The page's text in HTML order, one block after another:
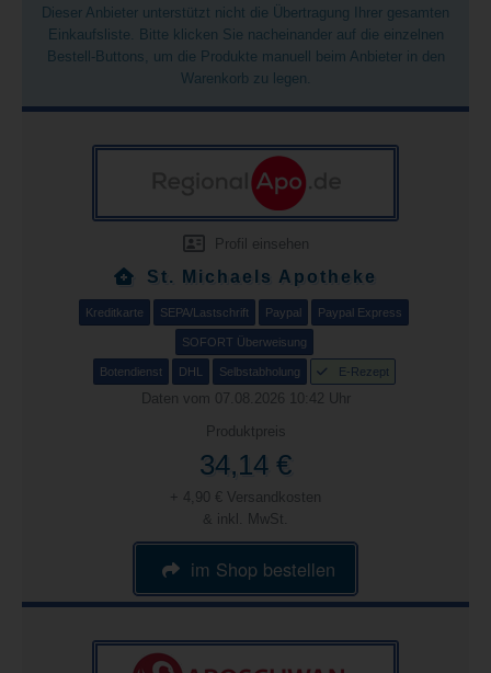
Dieser Anbieter unterstützt nicht die Übertragung Ihrer gesamten
Einkaufsliste. Bitte klicken Sie nacheinander auf die einzelnen
Bestell-Buttons, um die Produkte manuell beim Anbieter in den
Warenkorb zu legen.
Profil einsehen
St. Michaels Apotheke
Kreditkarte SEPA/Lastschrift Paypal Paypal Express
SOFORT Überweisung
Botendienst DHL Selbstabholung E-Rezept
Daten vom 07.08.2026 10:42 Uhr
Produktpreis
34,14 €
+ 4,90 € Versandkosten
& inkl. MwSt.
im Shop bestellen